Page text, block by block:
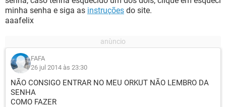
minha senha e siga as instruções do site.
aaafelix
FAFA
26 jul 2014 às 23:30
NÃO CONSIGO ENTRAR NO MEU ORKUT NÃO LEMBRO DA
SENHA
COMO FAZER